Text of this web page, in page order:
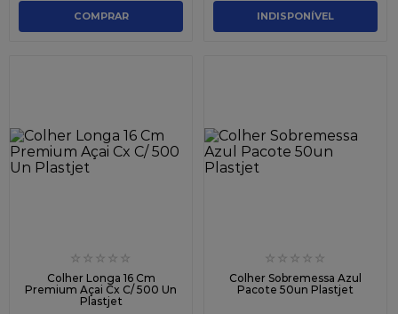
COMPRAR INDISPONÍVEL
☆ ☆ ☆ ☆ ☆
Colher Longa 16 Cm
Premium Açai Cx C/ 500 Un
Plastjet
☆ ☆ ☆ ☆ ☆
Colher Sobremessa Azul
Pacote 50un Plastjet